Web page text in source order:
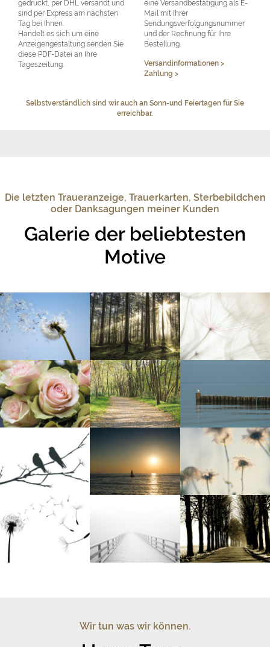
gedruckt, per DHL versandt und
sind per Express am nächsten
Tag bei Ihnen.
Handelt es sich um eine
Anzeigengestaltung senden Sie
diese PDF-Datei an Ihre
Tageszeitung.
eine Versandbestätigung als E-
Mail mit Ihrer
Sendungsverfolgungsnummer
und der Rechnung für Ihre
Bestellung.
Versandinformationen >
Zahlung >
Selbstverständlich sind wir auch an Sonn-und Feiertagen für Sie
erreichbar.
Die letzten Traueranzeige, Trauerkarten, Sterbebildchen
oder Danksagungen meiner Kunden
Galerie der beliebtesten
Motive
Wir tun was wir können.